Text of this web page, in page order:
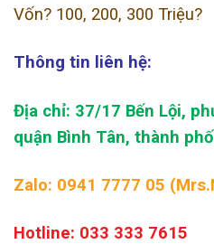
Vốn? 100, 200, 300 Triệu?
Thông tin liên hệ:
Địa chỉ: 37/17 Bến Lội,
quận Bình Tân, thành
Zalo: 0941 7777 05
Hotline: 033 333 7615